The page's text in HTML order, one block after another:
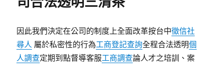
因此我們決定在公司的制度上全面改革按台中徵信社
尋人 屬於私密性的行為工商登記查詢全程合法透明個
人調查定期到點督導客服工商調查論人才之培訓、案